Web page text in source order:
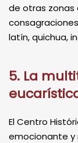
de otras zonas
latín, quichua,
5. La
El Centro
emocionante y